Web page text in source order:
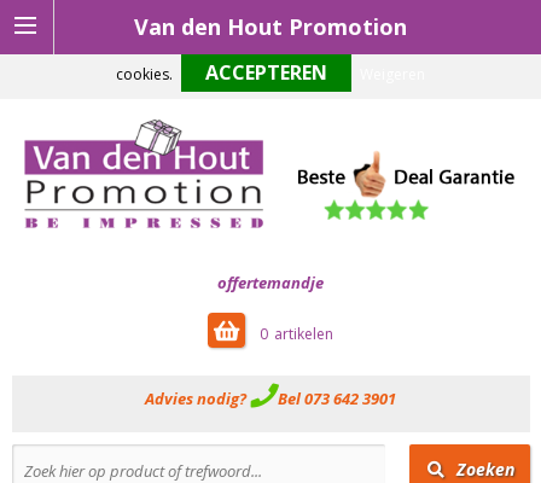
Van den Hout Promotion
offertemandje
0
Advies nodig? Bel 073 642 3901
Zoeken
Om onze website optimaal te laten functioneren maken wij gebruik van
cookies.